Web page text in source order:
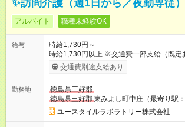
✨訪問介護（週1日から／夜勤専従
アルバイト 職種未経験OK
給与
時給1,730円～
時給1,730円以上 ※交通費一部支給（既定
考慮して決定します 【収入例】 週1回勤務の場合：1,730円×8時
間×4回=5万5,360円 週3回勤務の場合：1,730円×8時間×12回
月 ※ 雇用形態と給与に、本採用時と異なる
用形態：本採用時と同じです。 給与：時給
交通費別途支給あり
勤務地
徳島県三好郡
徳島県三好郡東みよし町中庄（最寄り駅：
ユースタイルラボラトリー株式会社